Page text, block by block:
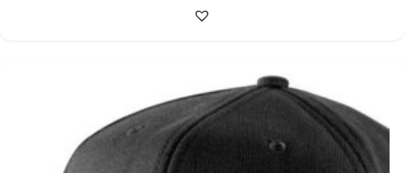
Les
options
être